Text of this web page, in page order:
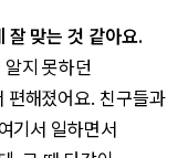
잘 맞는 것 같아요.
지 못하던
편해졌어요. 친구들과
기서 일하면서